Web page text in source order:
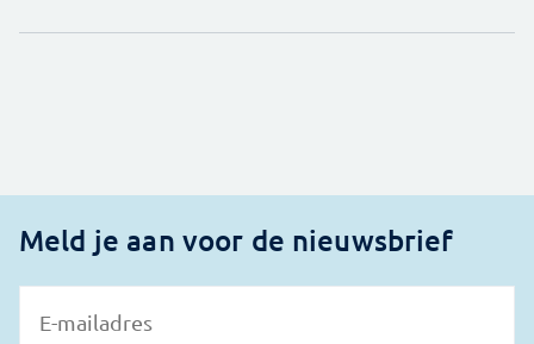
Meld je aan voor de nieuwsbrief